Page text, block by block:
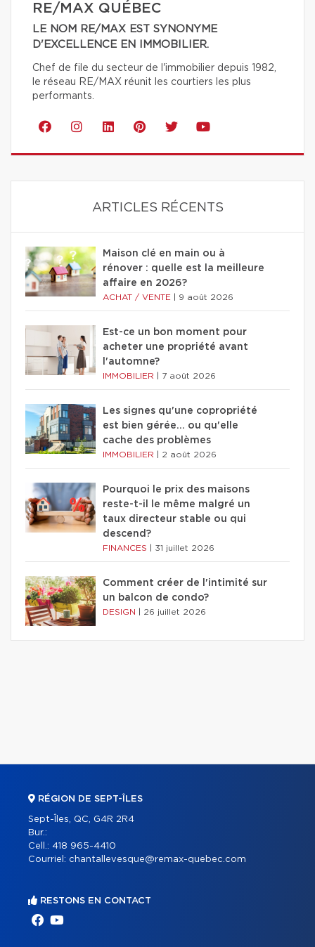
RE/MAX QUÉBEC
LE NOM RE/MAX EST SYNONYME
D'EXCELLENCE EN IMMOBILIER.
Chef de file du secteur de l'immobilier depuis 1982,
le réseau RE/MAX réunit les courtiers les plus
performants.
ARTICLES RÉCENTS
Maison clé en main ou à
rénover : quelle est la meilleure
affaire en 2026?
ACHAT / VENTE 9 août 2026
Est-ce un bon moment pour
acheter une propriété avant
l'automne?
IMMOBILIER 7 août 2026
Les signes qu'une copropriété
est bien gérée… ou qu'elle
cache des problèmes
IMMOBILIER 2 août 2026
Pourquoi le prix des maisons
reste-t-il le même malgré un
taux directeur stable ou qui
descend?
FINANCES 31 juillet 2026
Comment créer de l'intimité sur
un balcon de condo?
DESIGN 26 juillet 2026
RÉGION DE SEPT-ÎLES
Sept-Îles, QC, G4R 2R4
Bur.:
Cell.: 418 965-4410
Courriel: chantallevesque@remax-quebec.com
RESTONS EN CONTACT